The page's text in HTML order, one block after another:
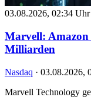
03.08.2026, 02:34 Uhr
Marvell: Amazon
Milliarden
Nasdaq · 03.08.2026,
Marvell Technology